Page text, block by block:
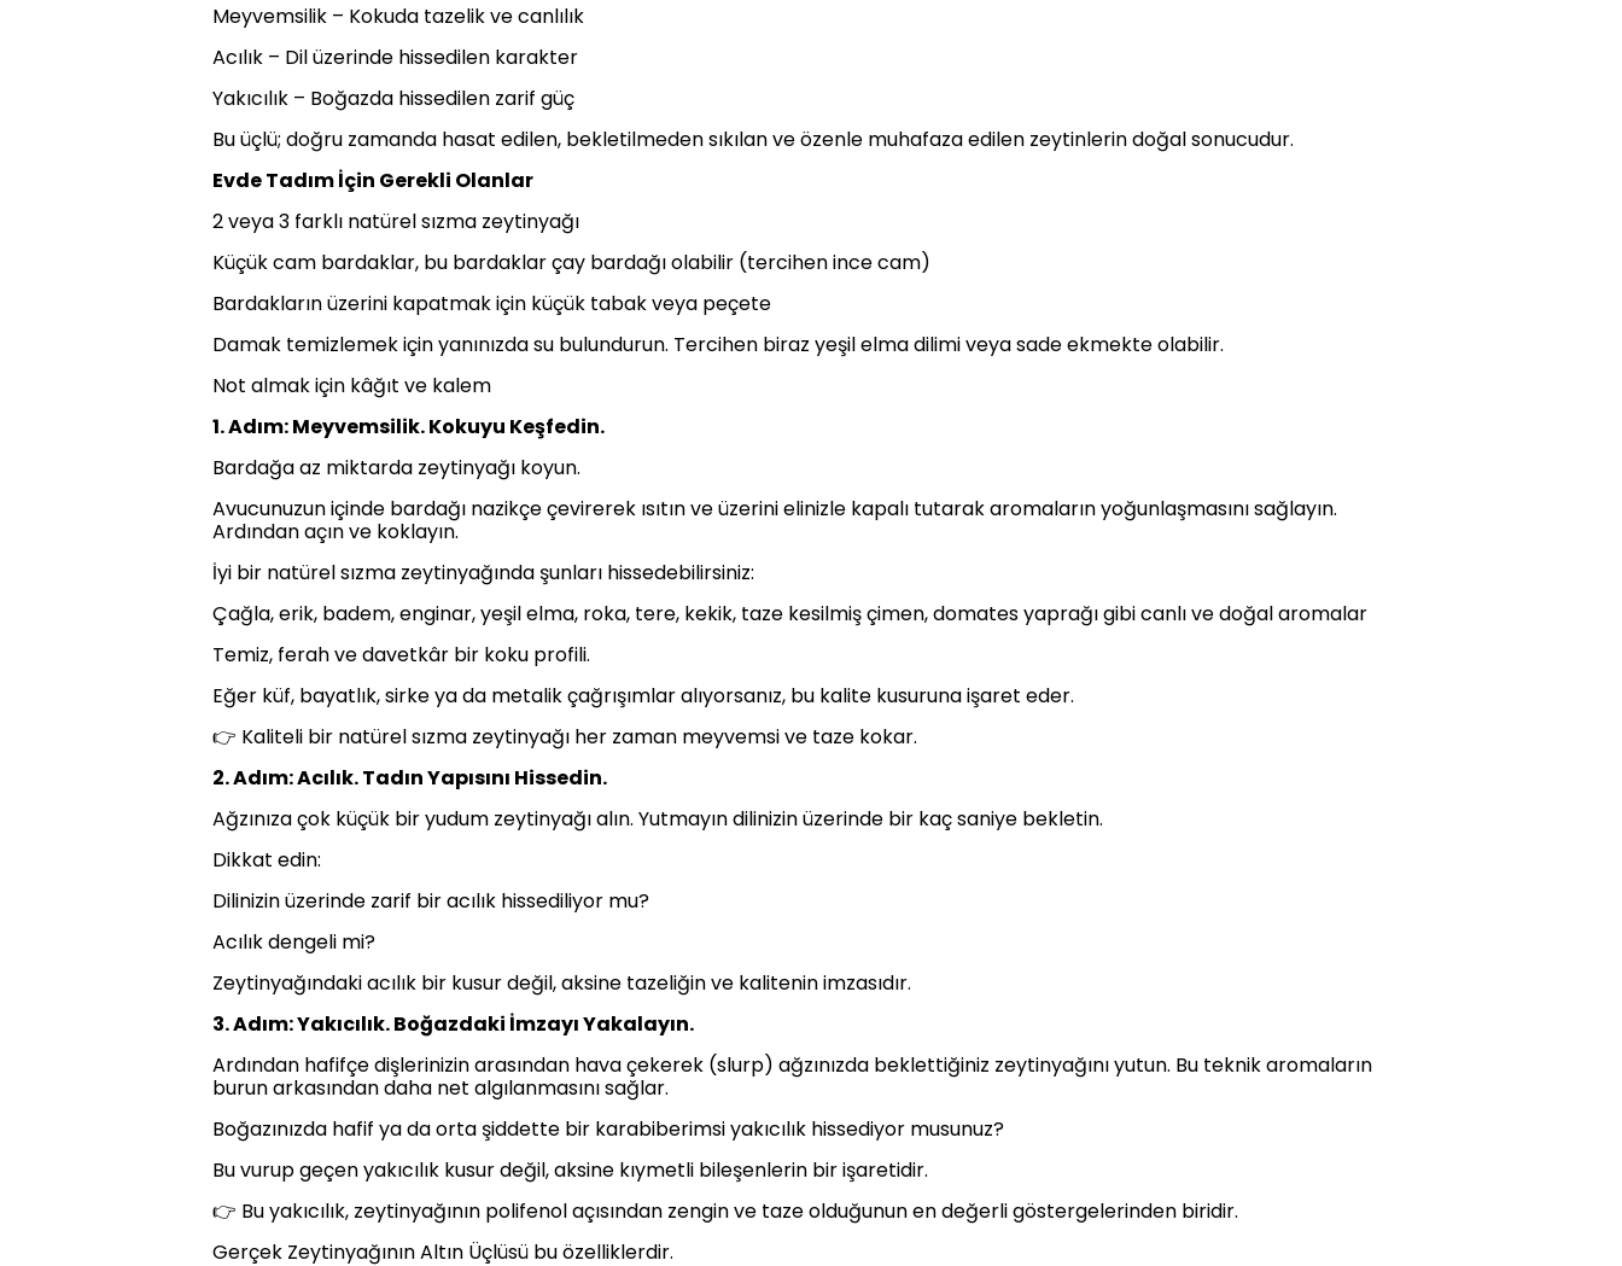
Meyvemsilik – Kokuda tazelik ve canlılık
Acılık – Dil üzerinde hissedilen karakter
Yakıcılık – Boğazda hissedilen zarif güç
Bu üçlü; doğru zamanda hasat edilen, bekletilmeden sıkılan ve özenle muhafaza edilen zeytinlerin doğal sonucudur.
Evde Tadım İçin Gerekli Olanlar
2 veya 3 farklı natürel sızma zeytinyağı
Küçük cam bardaklar, bu bardaklar çay bardağı olabilir (tercihen ince cam)
Bardakların üzerini kapatmak için küçük tabak veya peçete
Damak temizlemek için yanınızda su bulundurun. Tercihen biraz yeşil elma dilimi veya sade ekmekte olabilir.
Not almak için kâğıt ve kalem
1. Adım: Meyvemsilik. Kokuyu Keşfedin.
Bardağa az miktarda zeytinyağı koyun.
Avucunuzun içinde bardağı nazikçe çevirerek ısıtın ve üzerini elinizle kapalı tutarak aromaların yoğunlaşmasını sağlayın.
Ardından açın ve koklayın.
İyi bir natürel sızma zeytinyağında şunları hissedebilirsiniz:
Çağla, erik, badem, enginar, yeşil elma, roka, tere, kekik, taze kesilmiş çimen, domates yaprağı gibi canlı ve doğal aromalar
Temiz, ferah ve davetkâr bir koku profili.
Eğer küf, bayatlık, sirke ya da metalik çağrışımlar alıyorsanız, bu kalite kusuruna işaret eder.
👉 Kaliteli bir natürel sızma zeytinyağı her zaman meyvemsi ve taze kokar.
2. Adım: Acılık. Tadın Yapısını Hissedin.
Ağzınıza çok küçük bir yudum zeytinyağı alın. Yutmayın dilinizin üzerinde bir kaç saniye bekletin.
Dikkat edin:
Dilinizin üzerinde zarif bir acılık hissediliyor mu?
Acılık dengeli mi?
Zeytinyağındaki acılık bir kusur değil, aksine tazeliğin ve kalitenin imzasıdır.
3. Adım: Yakıcılık. Boğazdaki İmzayı Yakalayın.
Ardından hafifçe dişlerinizin arasından hava çekerek (slurp) ağzınızda beklettiğiniz zeytinyağını yutun. Bu teknik aromaların
burun arkasından daha net algılanmasını sağlar.
Boğazınızda hafif ya da orta şiddette bir karabiberimsi yakıcılık hissediyor musunuz?
Bu vurup geçen yakıcılık kusur değil, aksine kıymetli bileşenlerin bir işaretidir.
👉 Bu yakıcılık, zeytinyağının polifenol açısından zengin ve taze olduğunun en değerli göstergelerinden biridir.
Gerçek Zeytinyağının Altın Üçlüsü bu özelliklerdir.